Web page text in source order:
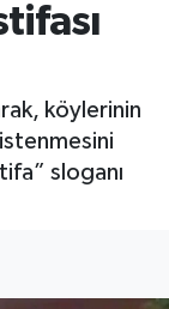
köylerinin
sloganı